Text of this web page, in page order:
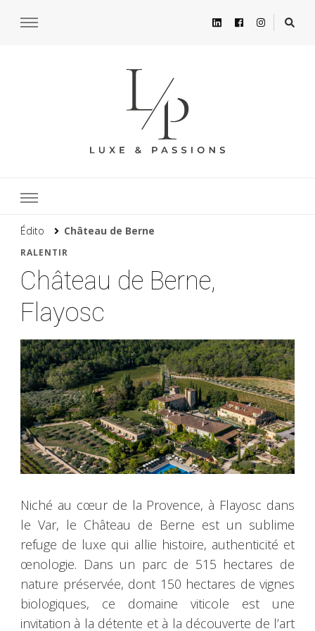
Édito Château de Berne
RALENTIR
Château de Berne,
Flayosc
Niché au cœur de la Provence, à Flayosc dans
le Var, le Château de Berne est un sublime
refuge de luxe qui allie histoire, authenticité et
œnologie. Dans un parc de 515 hectares de
nature préservée, dont 150 hectares de vignes
biologiques, ce domaine viticole est une
invitation à la détente et à la découverte de l’art